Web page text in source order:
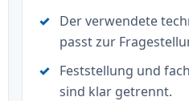
Der verwendete
passt zur
Feststellung und
sind klar getrennt.